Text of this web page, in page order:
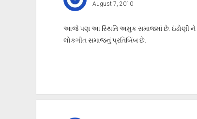
August 7, 2010
આજે પણ આ સ્થિતિ અમુક સમાજમાં છે. ઇંઢોણી
લોકગીત સમાજનું પ્રતિબિંબ છે.